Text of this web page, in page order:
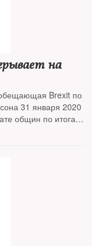
на
обещающая Brexit по
31 января 2020
общин по итогам